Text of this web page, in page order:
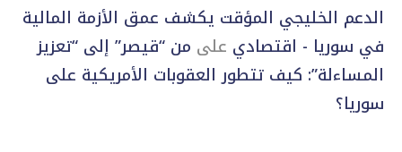
الدعم الخليجي المؤقت يكشف عمق الأزمة المالية
في سوريا - اقتصادي على من “قيصر” إلى “تعزيز
المساءلة”: كيف تتطور العقوبات الأمريكية على
سوريا؟